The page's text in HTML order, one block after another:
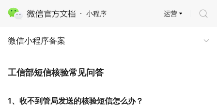
小程序
微信小程序备案
运营
微信小程序备案
工信部短信核验常见问答
1、收不到管局发送的核验短信怎么办？